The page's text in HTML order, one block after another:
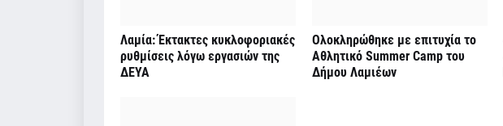
Λαμία: Έκτακτες κυκλοφοριακές
ρυθμίσεις λόγω εργασιών της
ΔΕΥΑ
Ολοκληρώθηκε με επιτυχία το
Αθλητικό Summer Camp του
Δήμου Λαμιέων